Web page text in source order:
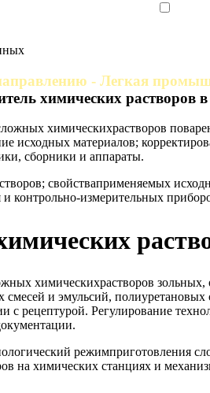
- Легкая
химических растворов
химическихрастворов
исходных материалов;
сборники и аппараты.
свойстваприменяемых
контрольно-измерительных
химическихрастворов
смесей и эмульсий,
с рецептурой. Регулирование
режимприготовления
на химических станциях и